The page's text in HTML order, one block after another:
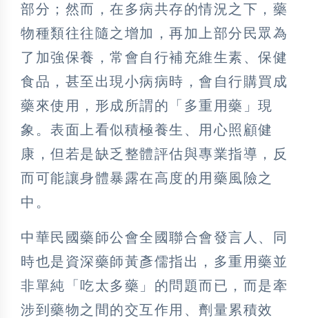
部分；然而，在多病共存的情況之下，藥
物種類往往隨之增加，再加上部分民眾為
了加強保養，常會自行補充維生素、保健
食品，甚至出現小病病時，會自行購買成
藥來使用，形成所謂的「多重用藥」現
象。表面上看似積極養生、用心照顧健
康，但若是缺乏整體評估與專業指導，反
而可能讓身體暴露在高度的用藥風險之
中。
中華民國藥師公會全國聯合會發言人、同
時也是資深藥師黃彥儒指出，多重用藥並
非單純「吃太多藥」的問題而已，而是牽
涉到藥物之間的交互作用、劑量累積效